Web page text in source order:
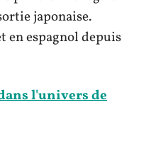
japonaise.
en espagnol depuis
l'univers de